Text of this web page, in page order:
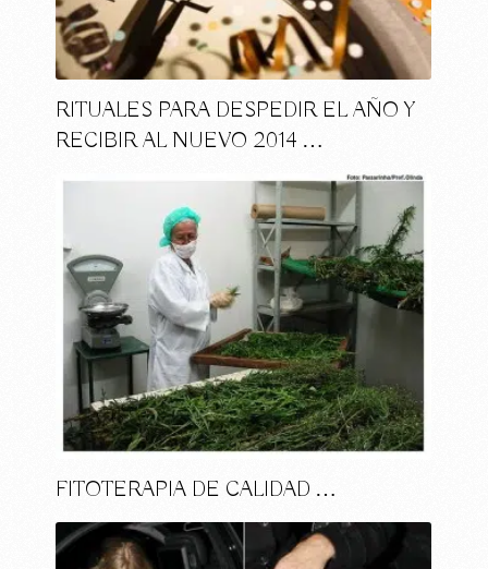
RITUALES PARA DESPEDIR EL AÑO Y
RECIBIR AL NUEVO 2014 …
FITOTERAPIA DE CALIDAD …